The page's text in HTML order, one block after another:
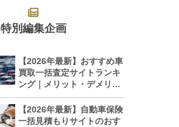
特別編集企画
【2026年最新】おすすめ車
買取一括査定サイトランキ
ング｜メリット・デメリッ
トも解説
【2026年最新】自動車保険
一括見積もりサイトのおす